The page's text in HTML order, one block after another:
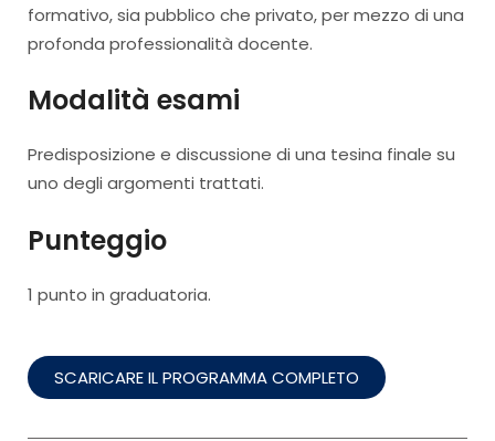
formativo, sia pubblico che privato, per mezzo di una
profonda professionalità docente.
Modalità esami
Predisposizione e discussione di una tesina finale su
uno degli argomenti trattati.
Punteggio
1 punto in graduatoria.
SCARICARE IL PROGRAMMA COMPLETO